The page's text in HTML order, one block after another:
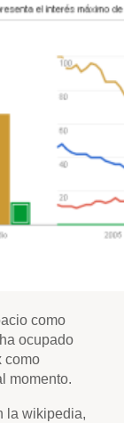
como
ocupado
como
momento.
la wikipedia,